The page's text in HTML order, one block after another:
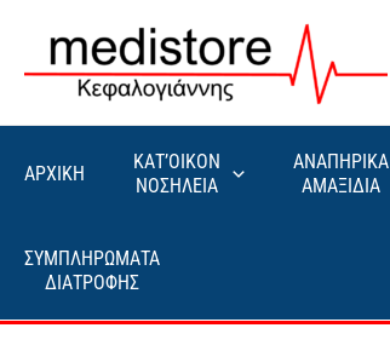
περιεχόμενο
ΑΡΧΙΚΗ
ΚΑΤ’ΟΙΚΟΝ
ΝΟΣΗΛΕΙΑ
ΑΝΑΠΗΡΙΚΑ
ΑΜΑΞΙΔΙΑ
ΣΥΜΠΛΗΡΩΜΑΤΑ
ΔΙΑΤΡΟΦΗΣ